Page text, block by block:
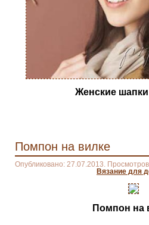
Женские
Помпон на вилке
Опубликовано: 27.07.2013.
Вязание для
Помпон на